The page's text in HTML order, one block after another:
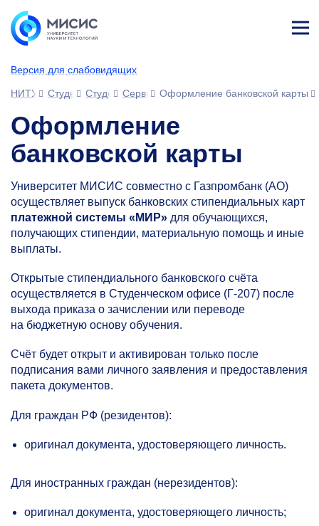
Версия для слабовидящих
ине
НИТУ МИСИС
СтудентамСтуденческий офис
Сервисы для обучающихся
Оформление банковской карты
Оформление
банковской карты
Университет МИСИС совместно с Газпромбанк (АО)
осуществляет выпуск банковских стипендиальных карт
платежной системы «МИР» для обучающихся,
получающих стипендии, материальную помощь и иные
выплаты.
Открытые стипендиального банковского счёта
осуществляется в Студенческом офисе (Г-207) после
выхода приказа о зачислении или переводе
на бюджетную основу обучения.
Счёт будет открыт и активирован только после
подписания вами личного заявления и предоставления
пакета документов.
Для граждан РФ (резидентов):
оригинал документа, удостоверяющего личность.
Для иностранных граждан (нерезидентов):
оригинал документа, удостоверяющего личность;